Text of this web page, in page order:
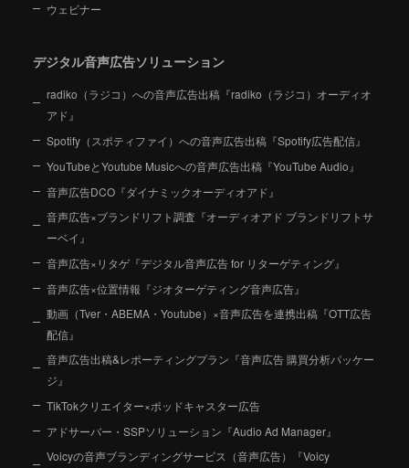
ウェビナー
デジタル音声広告ソリューション
radiko（ラジコ）への音声広告出稿『radiko（ラジコ）オーディオ
アド』
Spotify（スポティファイ）への音声広告出稿『Spotify広告配信』
YouTubeとYoutube Musicへの音声広告出稿『YouTube Audio』
音声広告DCO『ダイナミックオーディオアド』
音声広告×ブランドリフト調査『オーディオアド ブランドリフトサ
ーベイ』
音声広告×リタゲ『デジタル音声広告 for リターゲティング』
音声広告×位置情報『ジオターゲティング音声広告』
動画（Tver・ABEMA・Youtube）×音声広告を連携出稿『OTT広告
配信』
音声広告出稿&レポーティングプラン『音声広告 購買分析パッケー
ジ』
TikTokクリエイター×ポッドキャスター広告
アドサーバー・SSPソリューション『Audio Ad Manager』
Voicyの音声ブランディングサービス（音声広告）『Voicy